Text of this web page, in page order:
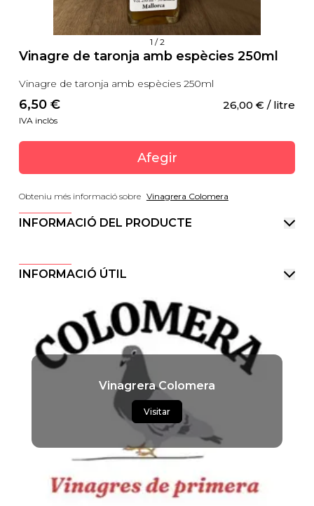
1 /2
Vinagre de taronja amb espècies 250ml
Vinagre de taronja amb espècies 250ml
6,50 € 26,00 € / litre
IVA inclòs
Afegir
Obteniu més informació sobre Vinagrera Colomera
INFORMACIÓ DEL PRODUCTE
INFORMACIÓ ÚTIL
Vinagrera Colomera
Visitar